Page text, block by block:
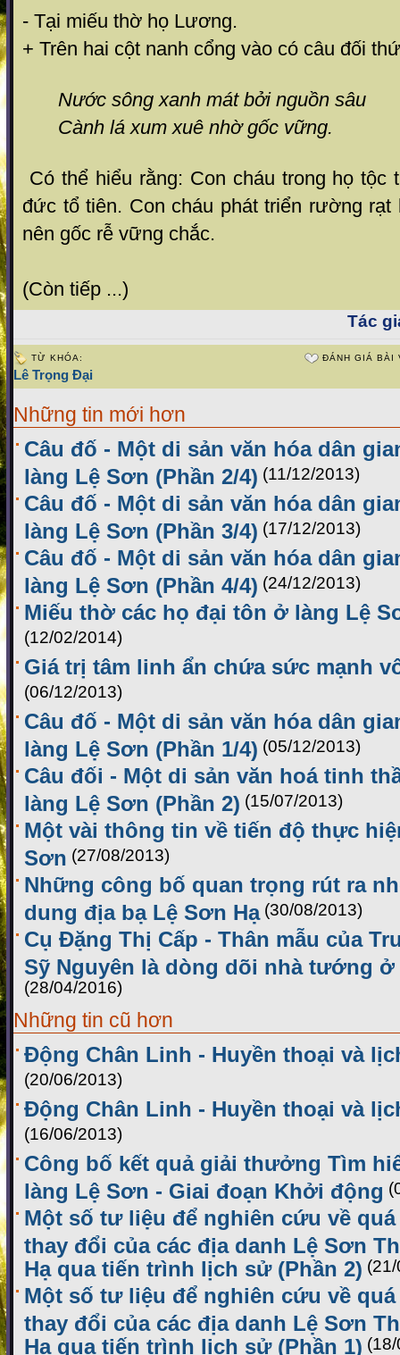
- Tại miếu thờ họ Lương.
+ Trên hai cột nanh cổng vào có câu đối
Nước sông xanh mát bởi nguồn sâu
Cành lá xum xuê nhờ gốc vững.
Có thể hiểu rằng: Con cháu trong họ tộc
đức tổ tiên. Con cháu phát triển rường
nên gốc rễ vững chắc.
(Còn tiếp ...)
Tác
TỪ KHÓA:
Lê Trọng Đại
ĐÁNH GIÁ BÀI
Những tin mới hơn
Câu đố - Một di sản văn hóa dân
làng Lệ Sơn (Phần 2/4) (11/12/2013)
Câu đố - Một di sản văn hóa dân
làng Lệ Sơn (Phần 3/4) (17/12/2013)
Câu đố - Một di sản văn hóa dân
làng Lệ Sơn (Phần 4/4) (24/12/2013)
Miếu thờ các họ đại tôn ở làng Lệ
(12/02/2014)
Giá trị tâm linh ẩn chứa sức mạnh
(06/12/2013)
Câu đố - Một di sản văn hóa dân
làng Lệ Sơn (Phần 1/4) (05/12/2013)
Câu đối - Một di sản văn hoá tinh
làng Lệ Sơn (Phần 2) (15/07/2013)
Một vài thông tin về tiến độ thực
Sơn (27/08/2013)
Những công bố quan trọng rút ra
dung địa bạ Lệ Sơn Hạ (30/08/2013)
Cụ Đặng Thị Cấp - Thân mẫu của
Sỹ Nguyên là dòng dõi nhà tướng ở
(28/04/2016)
Những tin cũ hơn
Động Chân Linh - Huyền thoại và
(20/06/2013)
Động Chân Linh - Huyền thoại và
(16/06/2013)
Công bố kết quả giải thưởng Tìm
làng Lệ Sơn - Giai đoạn Khởi động
Một số tư liệu để nghiên cứu về
thay đổi của các địa danh Lệ Sơn
Hạ qua tiến trình lịch sử (Phần 2)
Một số tư liệu để nghiên cứu về
thay đổi của các địa danh Lệ Sơn
Hạ qua tiến trình lịch sử (Phần 1)